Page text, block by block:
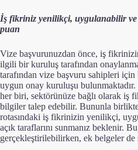
İş fikriniz yenilikçi, uygulanabilir ve
puan
Vize başvurunuzdan önce, iş
ilgili bir kuruluş tarafından
tarafından vize başvuru sahipleri
uygun onay kuruluşu bulunmaktadır.
her biri, sektörünüze bağlı olarak iş
bilgiler talep edebilir. Bununla
rotasındaki iş fikrinizin yenilikçi,
açık taraflarını sunmanız beklenir.
gerçekleştirilebilirken, ek belgeler de